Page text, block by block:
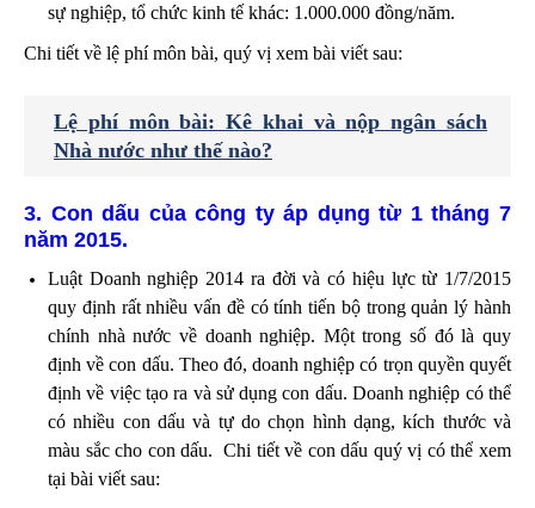
sự nghiệp, tổ chức kinh tế khác: 1.000.000 đồng/năm.
Chi tiết về lệ phí môn bài, quý vị xem bài viết sau:
Lệ phí môn bài: Kê khai và nộp ngân sách
Nhà nước như thế nào?
3. Con dấu của công ty áp dụng từ 1 tháng 7
năm 2015.
Luật Doanh nghiệp 2014 ra đời và có hiệu lực từ 1/7/2015
quy định rất nhiều vấn đề có tính tiến bộ trong quản lý hành
chính nhà nước về doanh nghiệp. Một trong số đó là quy
định về con dấu. Theo đó, doanh nghiệp có trọn quyền quyết
định về việc tạo ra và sử dụng con dấu. Doanh nghiệp có thể
có nhiều con dấu và tự do chọn hình dạng, kích thước và
màu sắc cho con dấu. Chi tiết về con dấu quý vị có thể xem
tại bài viết sau: